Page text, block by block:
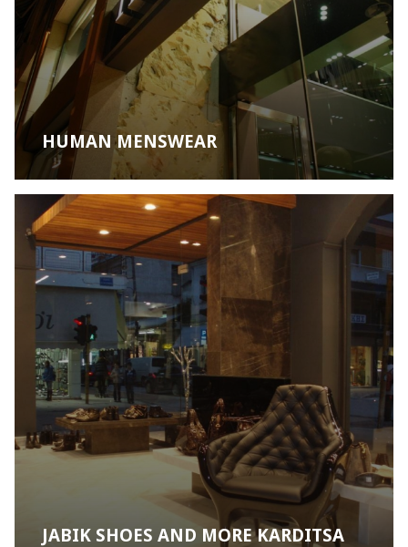
HUMAN MENSWEAR
JABIK SHOES AND MORE KARDITSA